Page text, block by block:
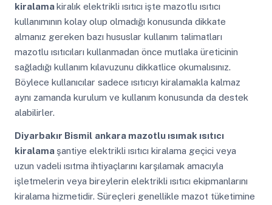
kiralamakiralık elektrikli ısıtıcı işte mazotlu ısıtıcı
kullanımının kolay olup olmadığı konusunda dikkate
almanız gereken bazı hususlar kullanım talimatları
mazotlu ısıtıcıları kullanmadan önce mutlaka üreticinin
sağladığı kullanım kılavuzunu dikkatlice okumalısınız.
Böylece kullanıcılar sadece ısıtıcıyı kiralamakla kalmaz
aynı zamanda kurulum ve kullanım konusunda da destek
alabilirler.
Diyarbakır Bismil ankara mazotlu ısımak ısıtıcı
kiralama şantiye elektrikli ısıtıcı kiralama geçici veya
uzun vadeli ısıtma ihtiyaçlarını karşılamak amacıyla
işletmelerin veya bireylerin elektrikli ısıtıcı ekipmanlarını
kiralama hizmetidir. Süreçleri genellikle mazot tüketimine